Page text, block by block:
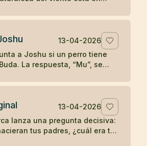
zen.
13-04-2026
a Joshu si un perro tiene
La respuesta, “Mu”, se
13-04-2026
lanza una pregunta decisiva:
tus padres, ¿cuál era tu